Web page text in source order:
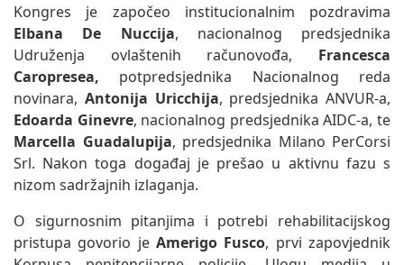
Kongres je započeo institucionalnim pozdravima
Elbana De Nuccija, nacionalnog predsjednika
Udruženja ovlaštenih računovođa, Francesca
Caropresea, potpredsjednika Nacionalnog reda
novinara, Antonija Uricchija, predsjednika ANVUR-a,
Edoarda Ginevre, nacionalnog predsjednika AIDC-a, te
Marcella Guadalupija, predsjednika Milano PerCorsi
Srl. Nakon toga događaj je prešao u aktivnu fazu s
nizom sadržajnih izlaganja.
O sigurnosnim pitanjima i potrebi rehabilitacijskog
pristupa govorio je Amerigo Fusco, prvi zapovjednik